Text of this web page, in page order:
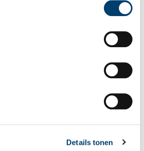
Details tonen
kunnen zich aanmelden via dit
uiterlijk 14 september een uitnodiging
een cao-conforme vergoeding. Bij vragen